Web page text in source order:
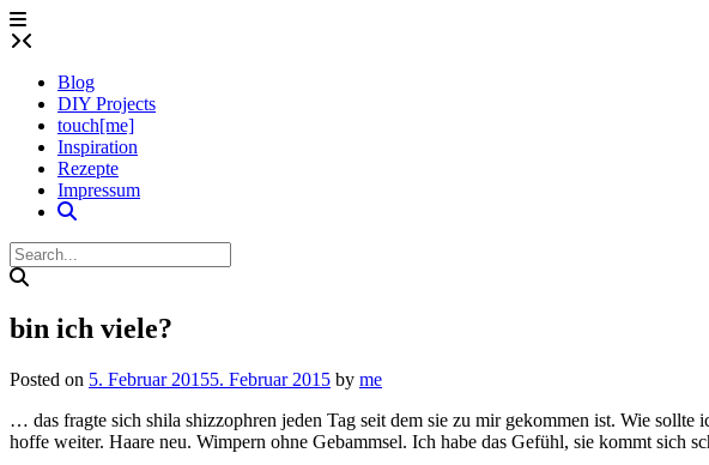
Skip
to
Blog
DIY Projects
touch[me]
Inspiration
Rezepte
Impressum
bin ich viele?
Posted on 5. Februar 20155. Februar 2015 by me
… das fragte sich shila shizzophren jeden Tag seit dem sie zu mir gekommen ist. Wie
hoffe weiter. Haare neu. Wimpern ohne Gebammsel. Ich habe das Gefühl, sie kommt sich